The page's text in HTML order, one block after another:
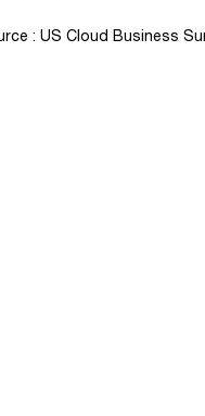
:US Cloud Business